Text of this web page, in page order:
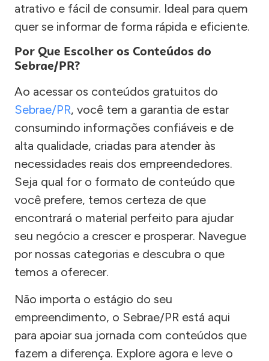
atrativo e fácil de consumir. Ideal para quem
quer se informar de forma rápida e eficiente.
Por Que Escolher os Conteúdos do
Sebrae/PR?
Ao acessar os conteúdos gratuitos do
Sebrae/PR, você tem a garantia de estar
consumindo informações confiáveis e de
alta qualidade, criadas para atender às
necessidades reais dos empreendedores.
Seja qual for o formato de conteúdo que
você prefere, temos certeza de que
encontrará o material perfeito para ajudar
seu negócio a crescer e prosperar. Navegue
por nossas categorias e descubra o que
temos a oferecer.
Não importa o estágio do seu
empreendimento, o Sebrae/PR está aqui
para apoiar sua jornada com conteúdos que
fazem a diferença. Explore agora e leve o